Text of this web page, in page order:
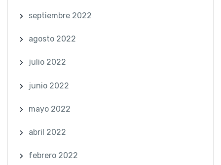
septiembre 2022
agosto 2022
julio 2022
junio 2022
mayo 2022
abril 2022
febrero 2022